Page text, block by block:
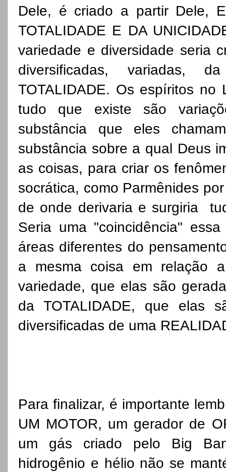
Dele, é criado a partir Dele,
TOTALIDADE E DA
variedade e diversidade seria
diversificadas, variadas,
TOTALIDADE. Os espíritos
tudo que existe são
substância que eles
substância sobre a qual Deus
as coisas, para criar os
socrática, como Parmênides
de onde derivaria e surgiria
Seria uma "coincidência"
áreas diferentes do
a mesma coisa em relação
variedade, que elas são
da TOTALIDADE, que elas
diversificadas de uma
Para finalizar, é importante
UM MOTOR, um gerador de
um gás criado pelo Big
hidrogênio e hélio não se